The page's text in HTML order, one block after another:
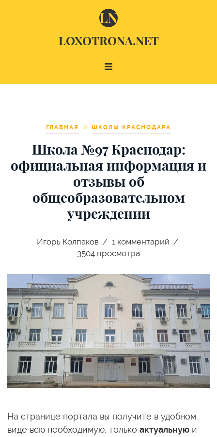
LOXOTRONA.NET
ГЛАВНАЯ ШКОЛЫ КРАСНОДАРА
Школа №97 Краснодар:
официальная информация и
отзывы об
общеобразовательном
учреждении
Игорь Колпаков 1комментарий
3504 просмотра
На странице портала вы получите в удобном
виде всю необходимую, только актуальную и